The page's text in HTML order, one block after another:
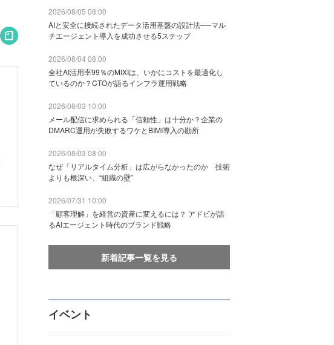
2026/08/05 08:00
AIと安全に接続されたデータ活用基盤の設計法──マル
チエージェント導入を成功させる5ステップ
2026/08/04 08:00
全社AI活用率99％のMIXIは、いかにコストを最適化し
ているのか？CTOが語るインフラ運用戦略
2026/08/03 10:00
メール配信に求められる「信頼性」は十分か？企業の
DMARC運用が失敗するワケとBIMI導入の勘所
2026/08/03 08:00
なぜ「リアルタイム分析」は広がらなかったのか 技術
よりも根深い、“組織の壁”
2026/07/31 10:00
「顧客理解」を経営の資産に変えるには？ アドビが語
るAIエージェント時代のブランド戦略
新着記事一覧を見る
イベント